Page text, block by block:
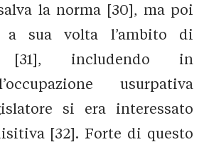
la norma [30], ma poi
a sua volta l’ambito di
[31], includendo in
usurpativa
si era interessato
[32]. Forte di questo